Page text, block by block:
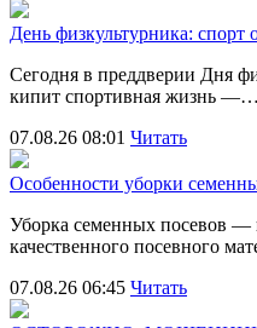
День физкультурника: спорт
Сегодня в преддверии Дня
кипит спортивная жизнь —…
07.08.26 08:01 Читать
Особенности уборки
Уборка семенных посевов —
качественного посевного
07.08.26 06:45 Читать